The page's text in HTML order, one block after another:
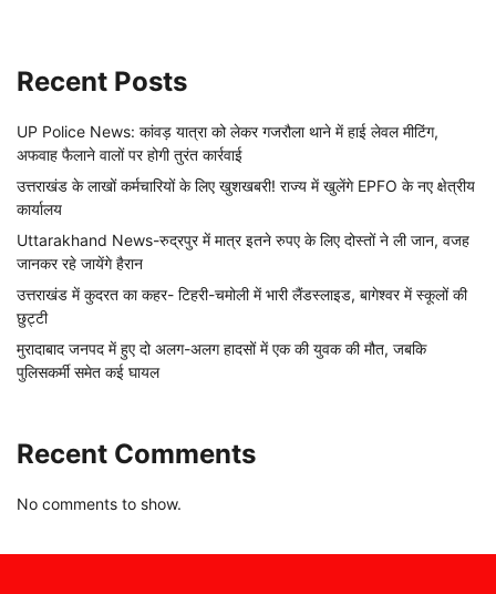
Recent Posts
UP Police News: कांवड़ यात्रा को लेकर गजरौला थाने में हाई लेवल मीटिंग,
अफवाह फैलाने वालों पर होगी तुरंत कार्रवाई
उत्तराखंड के लाखों कर्मचारियों के लिए खुशखबरी! राज्य में खुलेंगे EPFO के नए क्षेत्रीय
कार्यालय
Uttarakhand News-रुद्रपुर में मात्र इतने रुपए के लिए दोस्तों ने ली जान, वजह
जानकर रहे जायेंगे हैरान
उत्तराखंड में कुदरत का कहर- टिहरी-चमोली में भारी लैंडस्लाइड, बागेश्वर में स्कूलों की
छुट्टी
मुरादाबाद जनपद में हुए दो अलग-अलग हादसों में एक की युवक की मौत, जबकि
पुलिसकर्मी समेत कई घायल
Recent Comments
No comments to show.